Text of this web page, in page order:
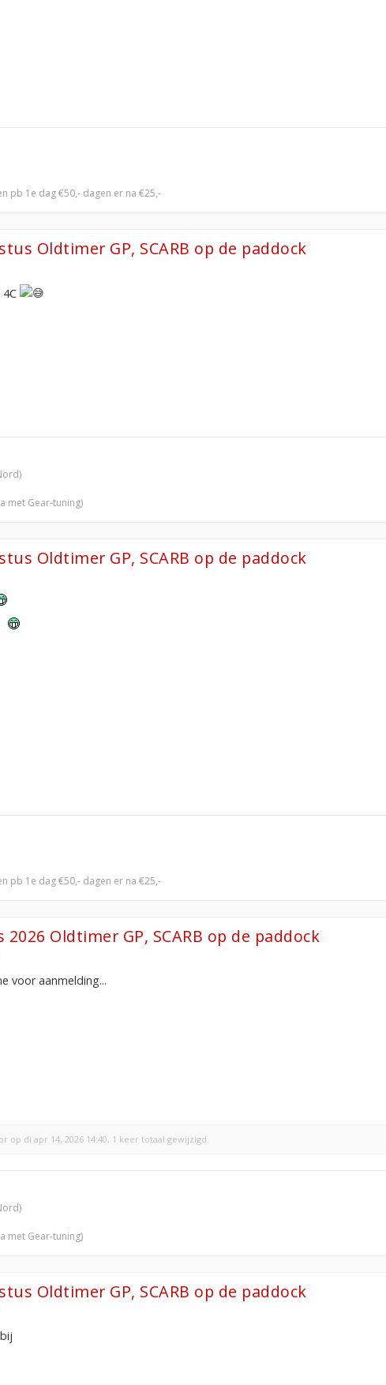
pb 1e dag €50,- dagen er na €25,-
Oldtimer GP, SCARB op de paddock
met Gear-tuning)
Oldtimer GP, SCARB op de paddock
pb 1e dag €50,- dagen er na €25,-
Oldtimer GP, SCARB op de paddock
voor aanmelding...
op di apr 14, 2026 14:40, 1 keer totaal gewijzigd.
met Gear-tuning)
Oldtimer GP, SCARB op de paddock